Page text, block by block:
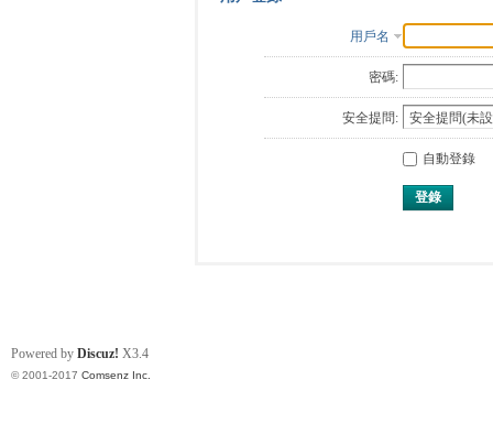
用戶名
密碼:
安全提問:
自動登錄
登錄
Powered by Discuz! X3.4
© 2001-2017 Comsenz Inc.